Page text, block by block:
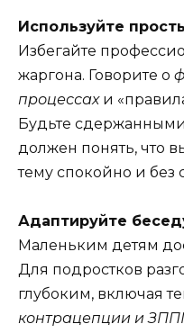
Используйте
Избегайте
жаргона. Говорите о
процессахи
Будьте
должен понять, что
тему спокойно и без
Адаптируйте
Маленьким детям
Для подростков
глубоким, включая
контрацепции и